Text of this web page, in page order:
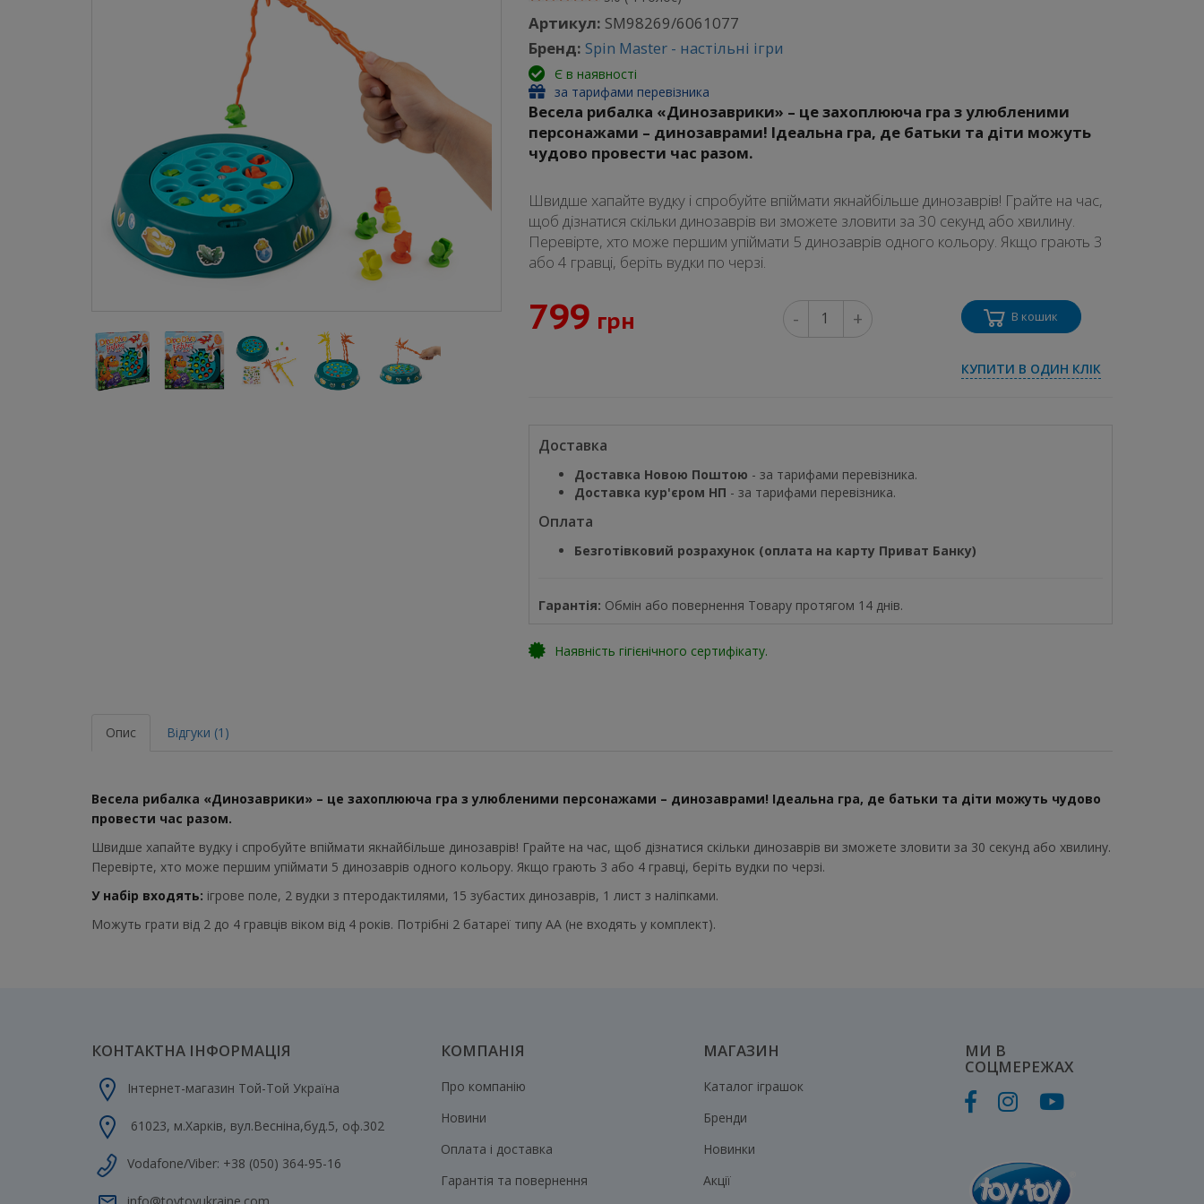
Артикул: SM98269/6061077
Бренд: Spin Master - настільні ігри
Є в наявності
за тарифами перевізника
Весела рибалка «Динозаврики» – це захоплююча гра з улюбленими
персонажами – динозаврами! Ідеальна гра, де батьки та діти можуть
чудово провести час разом.
Швидше хапайте вудку і спробуйте впіймати якнайбільше динозаврів! Грайте на час,
щоб дізнатися скільки динозаврів ви зможете зловити за 30 секунд або хвилину.
Перевірте, хто може першим упіймати 5 динозаврів одного кольору. Якщо грають 3
або 4 гравці, беріть вудки по черзі.
799 грн - + В кошик
КУПИТИ В ОДИН КЛІК
Доставка
Доставка Новою Поштою - за тарифами перевізника.
Доставка кур'єром НП - за тарифами перевізника.
Оплата
Безготівковий розрахунок (оплата на карту Приват Банку)
Гарантія: Обмін або повернення Товару протягом 14 днів.
Наявність гігієнічного сертифікату.
Опис Відгуки (1)
Весела рибалка «Динозаврики» – це захоплююча гра з улюбленими персонажами – динозаврами! Ідеальна гра, де батьки та діти можуть чудово
провести час разом.
Швидше хапайте вудку і спробуйте впіймати якнайбільше динозаврів! Грайте на час, щоб дізнатися скільки динозаврів ви зможете зловити за 30 секунд або хвилину.
Перевірте, хто може першим упіймати 5 динозаврів одного кольору. Якщо грають 3 або 4 гравці, беріть вудки по черзі.
У набір входять: ігрове поле, 2 вудки з птеродактилями, 15 зубастих динозаврів, 1 лист з наліпками.
Можуть грати від 2 до 4 гравців віком від 4 років. Потрібні 2 батареї типу АА (не входять у комплект).
КОНТАКТНА ІНФОРМАЦІЯ
Інтернет-магазин Той-Той Україна
61023, м.Харків, вул.Весніна,буд.5, оф.302
Vodafone/Viber: +38 (050) 364-95-16
КОМПАНІЯ
Про компанію
Новини
Оплата і доставка
Гарантія та повернення
МАГАЗИН
Каталог іграшок
Бренди
Новинки
Акції
МИ В
СОЦМЕРЕЖАХ